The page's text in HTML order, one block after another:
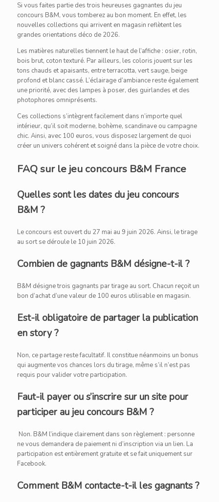
Si vous faites partie des trois heureuses gagnantes du jeu
concours B&M, vous tomberez au bon moment. En effet, les
nouvelles collections qui arrivent en magasin reflètent les
grandes orientations déco de 2026.
Les matières naturelles tiennent le haut de l’affiche : osier, rotin,
bois brut, coton texturé. Par ailleurs, les coloris jouent sur les
tons chauds et apaisants, entre terracotta, vert sauge, beige
profond et blanc cassé. L’éclairage d’ambiance reste également
une priorité, avec des lampes à poser, des guirlandes et des
photophores omniprésents.
Ces collections s’intègrent facilement dans n’importe quel
intérieur, qu’il soit moderne, bohème, scandinave ou campagne
chic. Ainsi, avec 100 euros, vous disposez largement de quoi
créer un univers cohérent et soigné dans la pièce de votre choix.
FAQ sur le jeu concours B&M France
Quelles sont les dates du jeu concours
B&M ?
Le concours est ouvert du 27 mai au 9 juin 2026. Ainsi, le tirage
au sort se déroule le 10 juin 2026.
Combien de gagnants B&M désigne-t-il ?
B&M désigne trois gagnants par tirage au sort. Chacun reçoit un
bon d’achat d’une valeur de 100 euros utilisable en magasin.
Est-il obligatoire de partager la publication
en story ?
Non, ce partage reste facultatif. Il constitue néanmoins un bonus
qui augmente vos chances lors du tirage, même s’il n’est pas
requis pour valider votre participation.
Faut-il payer ou s’inscrire sur un site pour
participer au jeu concours B&M ?
Non. B&M l’indique clairement dans son règlement : personne
ne vous demandera de paiement ni d’inscription via un lien. La
participation est entièrement gratuite et se fait uniquement sur
Facebook.
Comment B&M contacte-t-il les gagnants ?